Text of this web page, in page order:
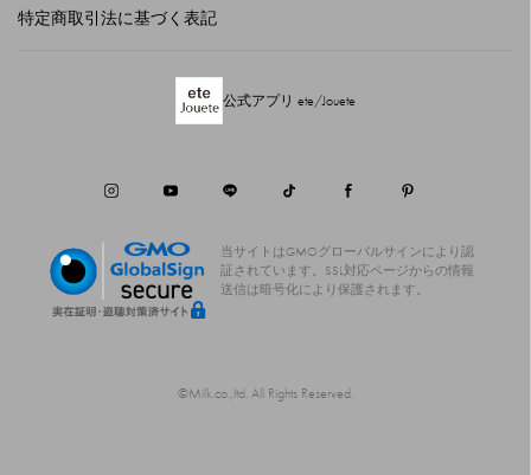
特定商取引法に基づく表記
公式アプリ ete/Jouete
当サイトはGMOグローバルサインにより認
証されています。
SSL対応ページからの情報
送信は暗号化により保護されます。
©Milk.co.,ltd. All Rights Reserved.